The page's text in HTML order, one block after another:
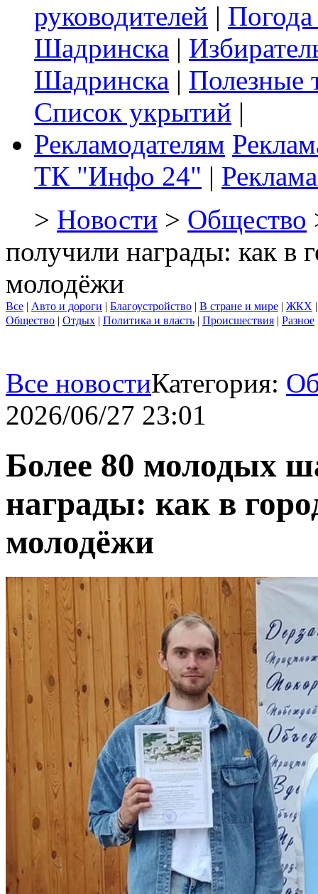
руководителей |
Шадринска |
Шадринска | Полезные
Список укрытий |
Рекламодателям
ТК "Инфо 24" |
> Новости > Общество
получили награды: как в
молодёжи
Все | Авто и дороги | Благоустройство | В стране и мире | ЖКХ
Общество | Отдых | Политика и власть | Происшествия | Разное
Все новостиКатегория:
2026/06/27 23:01
Более 80 молодых
награды: как в
молодёжи